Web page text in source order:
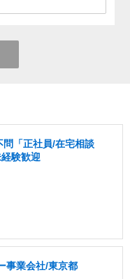
「正社員/在宅相談
験歓迎
事業会社/東京都